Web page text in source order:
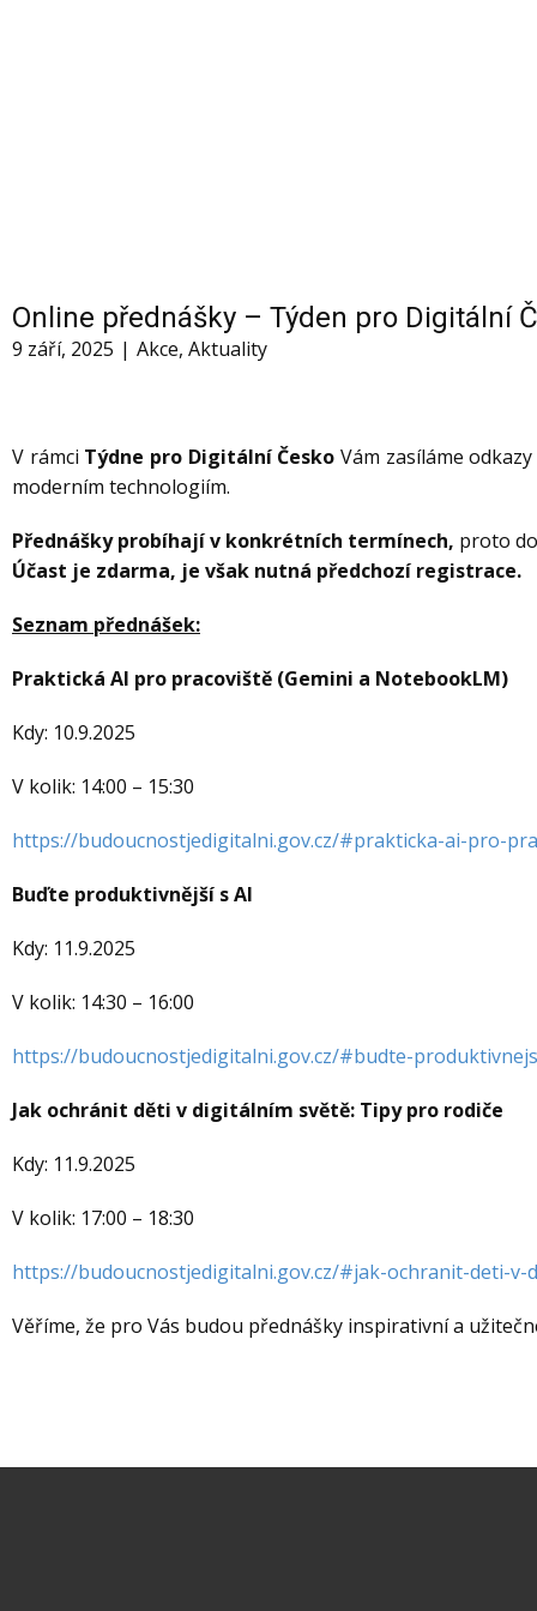
Online přednášky – Týden pro Digitální
9 září, 2025 Akce, Aktuality
V rámci Týdne pro Digitální Česko Vám zasíláme
moderním technologiím.
Přednášky probíhají v konkrétních termínech, proto
Účast je zdarma, je však nutná předchozí registrace.
Seznam přednášek:
Praktická AI pro pracoviště (Gemini a NotebookLM)
Kdy: 10.9.2025
V kolik: 14:00 – 15:30
https://budoucnostjedigitalni.gov.cz/#prakticka-ai-pro-
Buďte produktivnější s AI
Kdy: 11.9.2025
V kolik: 14:30 – 16:00
https://budoucnostjedigitalni.gov.cz/#budte-
Jak ochránit děti v digitálním světě: Tipy pro rodiče
Kdy: 11.9.2025
V kolik: 17:00 – 18:30
https://budoucnostjedigitalni.gov.cz/#jak-ochranit-deti-
Věříme, že pro Vás budou přednášky inspirativní a